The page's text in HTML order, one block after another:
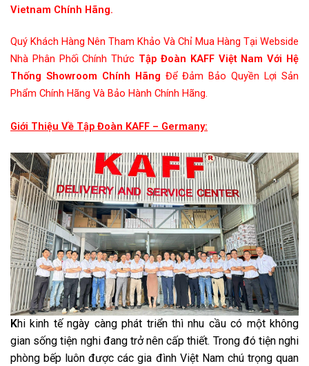
Vietnam Chính Hãng.
Quý Khách Hàng Nên Tham Khảo Và Chỉ Mua Hàng Tại Webside
Nhà Phân Phối Chính Thức Tập Đoàn KAFF Việt Nam Với Hệ
Thống Showroom Chính Hãng Để Đảm Bảo Quyền Lợi Sản
Phẩm Chính Hãng Và Bảo Hành Chính Hãng.
Giới Thiệu Về Tập Đoàn KAFF – Germany:
Khi kinh tế ngày càng phát triển thì nhu cầu có một không
gian sống tiện nghi đang trở nên cấp thiết. Trong đó tiện nghi
phòng bếp luôn được các gia đình Việt Nam chú trọng quan